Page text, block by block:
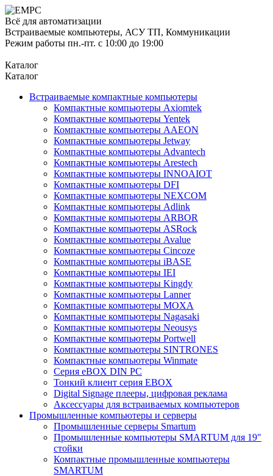
Всё для автоматизации
Встраиваемые компьютеры, АСУ ТП, Коммуникации
Режим работы пн.-пт. с 10:00 до 19:00
Каталог
Каталог
Встраиваемые компактные компьютеры
Компактные компьютеры Axiomtek
Компактные компьютеры Yentek
Компактные компьютеры AAEON
Компактные компьютеры Jetway
Компактные компьютеры Advantech
Компактные компьютеры Arestech
Компактные компьютеры INNOAIOT
Компактные компьютеры DFI
Компактные компьютеры NEXCOM
Компактные компьютеры Adlink
Компактные компьютеры ARBOR
Компактные компьютеры ASRock
Компактные компьютеры Avalue
Компактные компьютеры Cincoze
Компактные компьютеры iBASE
Компактные компьютеры IEI
Компактные компьютеры Kingdy
Компактные компьютеры Lanner
Компактные компьютеры MOXA
Компактные компьютеры Nagasaki
Компактные компьютеры Neousys
Компактные компьютеры Portwell
Компактные компьютеры SINTRONES
Компактные компьютеры Winmate
Серия eBOX DIN PC
Тонкий клиент серия EBOX
Digital Signage плееры, цифровая реклама
Аксессуары для встраиваемых компьютеров
Промышленные компьютеры и серверы
Промышленные серверы Smartum
Промышленные компьютеры SMARTUM для 19"
стойки
Компактные промышленные компьютеры
SMARTUM